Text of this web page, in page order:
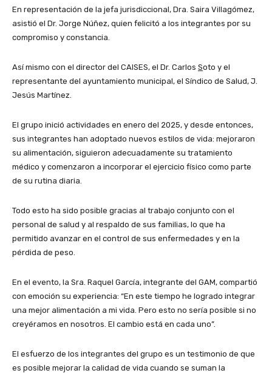
En representación de la jefa jurisdiccional, Dra. Saira Villagómez,
asistió el Dr. Jorge Núñez, quien felicitó a los integrantes por su
compromiso y constancia.
Así mismo con el director del CAISES, el Dr. Carlos Soto y el
representante del ayuntamiento municipal, el Síndico de Salud, J.
Jesús Martínez.
El grupo inició actividades en enero del 2025, y desde entonces,
sus integrantes han adoptado nuevos estilos de vida: mejoraron
su alimentación, siguieron adecuadamente su tratamiento
médico y comenzaron a incorporar el ejercicio físico como parte
de su rutina diaria.
Todo esto ha sido posible gracias al trabajo conjunto con el
personal de salud y al respaldo de sus familias, lo que ha
permitido avanzar en el control de sus enfermedades y en la
pérdida de peso.
En el evento, la Sra. Raquel García, integrante del GAM, compartió
con emoción su experiencia: “En este tiempo he logrado integrar
una mejor alimentación a mi vida. Pero esto no sería posible si no
creyéramos en nosotros. El cambio está en cada uno”.
El esfuerzo de los integrantes del grupo es un testimonio de que
es posible mejorar la calidad de vida cuando se suman la